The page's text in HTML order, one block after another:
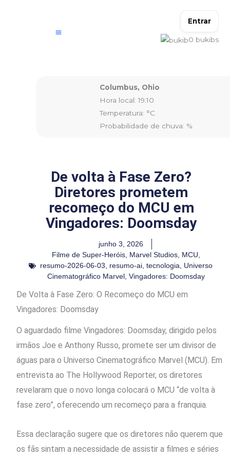
Entrar
0 bukibs
Columbus, Ohio
Hora local: 19:10
Temperatura: °C
Probabilidade de chuva: %
De volta à Fase Zero?
Diretores prometem
recomeço do MCU em
Vingadores: Doomsday
junho 3, 2026
Filme de Super-Heróis, Marvel Studios, MCU,
resumo-2026-06-03, resumo-ai, tecnologia, Universo
Cinematográfico Marvel, Vingadores: Doomsday
De Volta à Fase Zero: O Recomeço do MCU em
Vingadores: Doomsday
O aguardado filme Vingadores: Doomsday, dirigido pelos
irmãos Joe e Anthony Russo, promete ser um divisor de
águas para o Universo Cinematográfico Marvel (MCU). Em
entrevista ao The Hollywood Reporter, os diretores
revelaram que o novo longa colocará o MCU “de volta à
fase zero”, oferecendo um recomeço para a franquia.
Essa declaração sugere que os diretores não querem que
os fãs sintam a necessidade de assistir a filmes e séries